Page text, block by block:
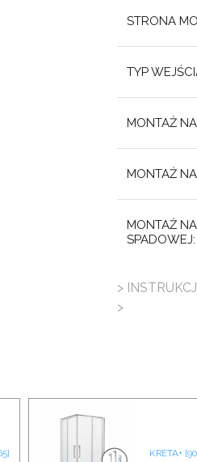
STRONA
TYP
MONTAŻ
MONTAŻ
MONTAŻ
SPADOWEJ:
>
>
KRETA+